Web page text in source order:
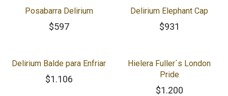
Posabarra Delirium
$597
Delirium Elephant Cap
$931
Delirium Balde para Enfriar
$1.106
Hielera Fuller´s London
Pride
$1.200